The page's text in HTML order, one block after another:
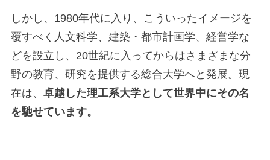
しかし、1980年代に入り、こういったイメージを
覆すべく人文科学、建築・都市計画学、経営学な
どを設立し、20世紀に入ってからはさまざまな分
野の教育、研究を提供する総合大学へと発展。現
在は、 卓越した理工系大学として世界中にその名
を馳せています。